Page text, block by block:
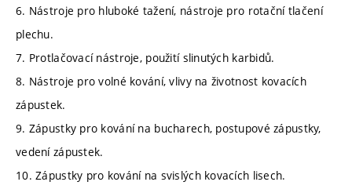
6. Nástroje pro hluboké tažení, nástroje pro rotační tlačení
plechu.
7. Protlačovací nástroje, použití slinutých karbidů.
8. Nástroje pro volné kování, vlivy na životnost kovacích
zápustek.
9. Zápustky pro kování na bucharech, postupové zápustky,
vedení zápustek.
10. Zápustky pro kování na svislých kovacích lisech.